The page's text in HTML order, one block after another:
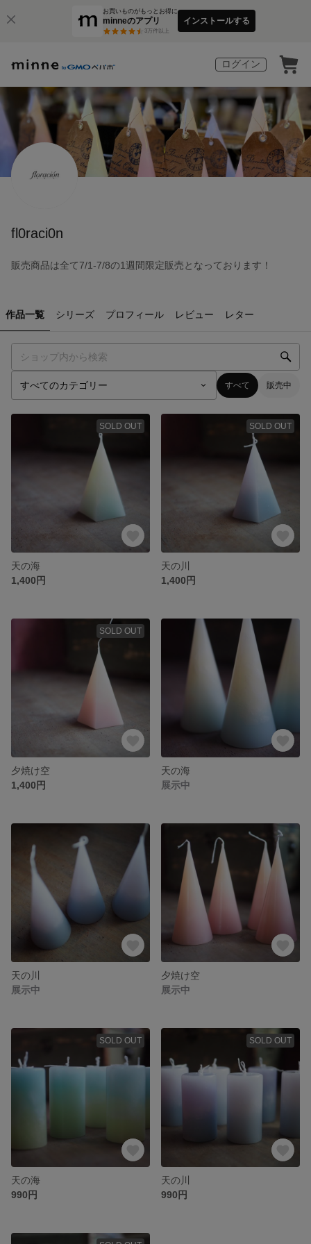
お買いものがもっとお得に
minneのアプリ
3万件以上
インストールする
ログイン
fl0raci0n
販売商品は全て7/1-7/8の1週間限定販売となっております！
作品一覧 シリーズ プロフィール レビュー レター
すべて 販売中
SOLD OUT
天の海
1,400円
SOLD OUT
天の川
1,400円
SOLD OUT
夕焼け空
1,400円
天の海
展示中
天の川
展示中
夕焼け空
展示中
SOLD OUT
天の海
990円
SOLD OUT
天の川
990円